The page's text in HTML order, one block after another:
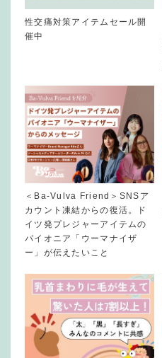
性交痛対策アイテムセール開
催中
＜Ba-Vulva Friend＞SNSア
カウント凍結からの復活。ド
イツ発プレジャーアイテムの
パイオニア「ウーマナイザ
ー」が伝えたいこと